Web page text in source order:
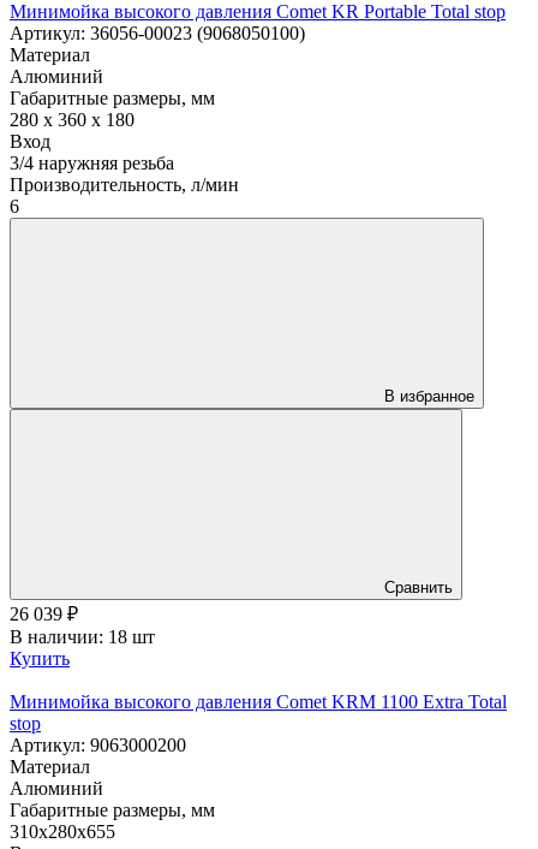
Минимойка высокого давления Comet KR Portable Total stop
Артикул: 36056-00023 (9068050100)
Материал
Алюминий
Габаритные размеры, мм
280 x 360 x 180
Вход
3/4 наружняя резьба
Производительность, л/мин
6
В избранное
Сравнить
26 039 ₽
В наличии: 18 шт
Купить
Минимойка высокого давления Comet KRM 1100 Extra Total
stop
Артикул: 9063000200
Материал
Алюминий
Габаритные размеры, мм
310x280x655